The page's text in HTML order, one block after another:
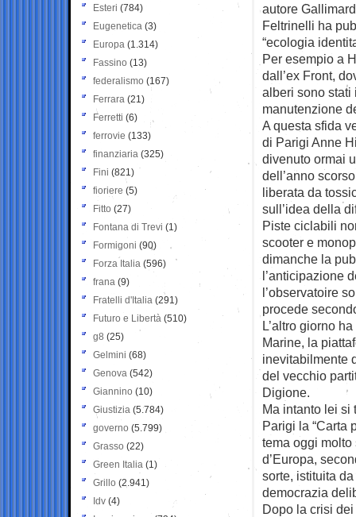
autore
Feltrinelli ha
“ecologia
Per esempio a
dall’ex Front,
alberi sono stati
manutenzione
A questa sfida
di Parigi Anne
divenuto ormai
dell’anno
liberata da
sull’idea della
Piste ciclabili
scooter e
dimanche la
l’anticipazione
l’observatoire
procede
L’altro giorno
Marine, la
inevitabilmente
del vecchio
Digione.
Ma intanto lei si
Parigi la “Carta
tema oggi molto
d’Europa,
sorte, istituita
democrazia
Dopo la crisi
Esteri (784)
Eugenetica (3)
Europa (1.314)
Fassino (13)
federalismo (167)
Ferrara (21)
Ferretti (6)
ferrovie (133)
finanziaria (325)
Fini (821)
fioriere (5)
Fitto (27)
Fontana di Trevi (1)
Formigoni (90)
Forza Italia (596)
frana (9)
Fratelli d'Italia (291)
Futuro e Libertà (510)
g8 (25)
Gelmini (68)
Genova (542)
Giannino (10)
Giustizia (5.784)
governo (5.799)
Grasso (22)
Green Italia (1)
Grillo (2.941)
Idv (4)